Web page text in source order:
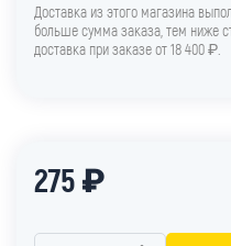
Доставка из этого магазина
больше сумма заказа, тем ниже
доставка при заказе от 18 400 ₽.
275 ₽